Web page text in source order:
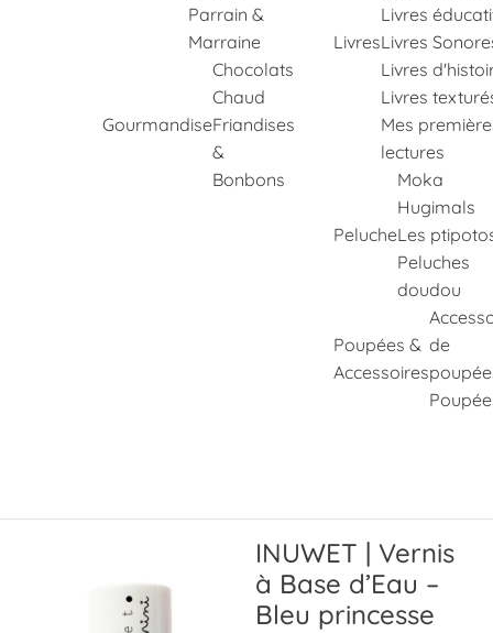
Parrain &
Marraine
Gourmandise
Chocolats
Chaud
Friandises
&
Bonbons
Livres
Livres
Livres
Livres
Livres
Mes
lectures
Peluche
Moka
Hugimals
Les
Peluches
doudou
Poupées &
Accessoires
de
INUWET | Vernis
à Base d’Eau –
Bleu princesse